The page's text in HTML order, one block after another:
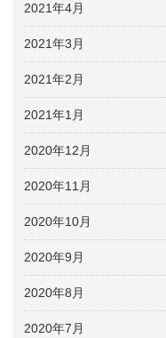
2021年4月
2021年3月
2021年2月
2021年1月
2020年12月
2020年11月
2020年10月
2020年9月
2020年8月
2020年7月